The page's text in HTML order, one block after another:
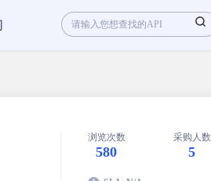
浏览次数
580
采购人数
5